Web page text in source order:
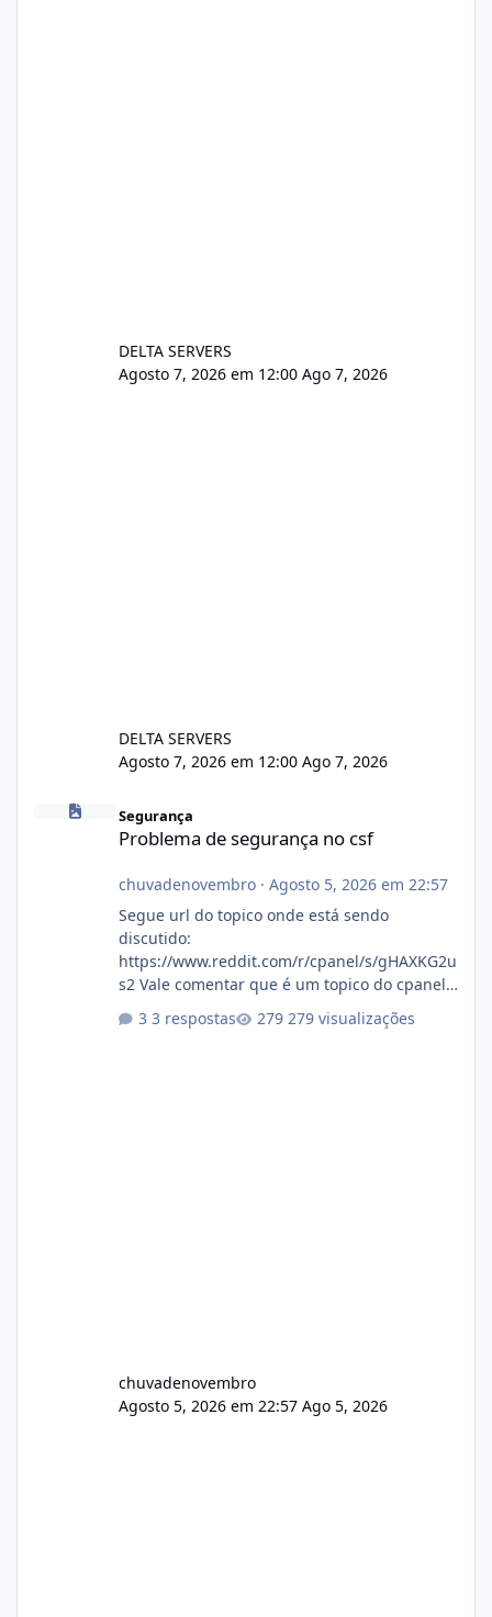
DELTA SERVERS
Agosto 7, 2026 em 12:00 Ago 7, 2026
DELTA SERVERS
Agosto 7, 2026 em 12:00 Ago 7, 2026
Segurança
Problema de segurança no csf
chuvadenovembro· Agosto 5, 2026 em 22:57
Segue url do topico onde está sendo
discutido:
https://www.reddit.com/r/cpanel/s/gHAXKG2u
s2 Vale comentar que é um topico do cpanel...
3 respostas 279 visualizações
chuvadenovembro
Agosto 5, 2026 em 22:57 Ago 5, 2026